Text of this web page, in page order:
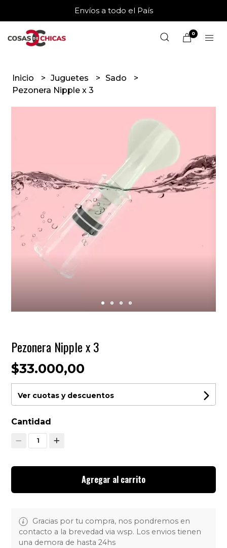
Envíos a todo el País
0
Inicio Juguetes
Sado
Pezonera Nipple x 3
Pezonera Nipple x 3
$33.000,00
Ver cuotas y descuentos
Cantidad
1
Agregar al carrito
Gracias por tu compra, nos pondremos en
contacto a la brevedad via wsp. Los envios tienen
una demora de hasta 24hs